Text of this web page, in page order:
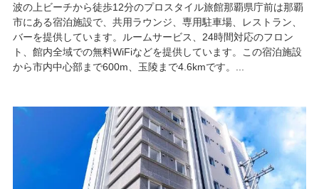
波の上ビーチから徒歩12分のプロスタイル旅館那覇県庁前は那覇
市にある宿泊施設で、共用ラウンジ、専用駐車場、レストラン、
バーを提供しています。ルームサービス、24時間対応のフロン
ト、館内全域での無料WiFiなどを提供しています。この宿泊施設
から市内中心部まで600m、玉陵まで4.6kmです。...